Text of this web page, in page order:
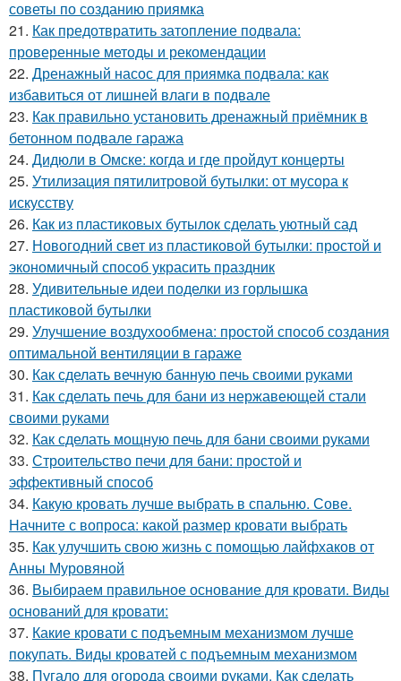
советы по созданию приямка
21. Как предотвратить затопление подвала:
проверенные методы и рекомендации
22. Дренажный насос для приямка подвала: как
избавиться от лишней влаги в подвале
23. Как правильно установить дренажный приёмник в
бетонном подвале гаража
24. Дидюли в Омске: когда и где пройдут концерты
25. Утилизация пятилитровой бутылки: от мусора к
искусству
26. Как из пластиковых бутылок сделать уютный сад
27. Новогодний свет из пластиковой бутылки: простой и
экономичный способ украсить праздник
28. Удивительные идеи поделки из горлышка
пластиковой бутылки
29. Улучшение воздухообмена: простой способ создания
оптимальной вентиляции в гараже
30. Как сделать вечную банную печь своими руками
31. Как сделать печь для бани из нержавеющей стали
своими руками
32. Как сделать мощную печь для бани своими руками
33. Строительство печи для бани: простой и
эффективный способ
34. Какую кровать лучше выбрать в спальню. Сове.
Начните с вопроса: какой размер кровати выбрать
35. Как улучшить свою жизнь с помощью лайфхаков от
Анны Муровяной
36. Выбираем правильное основание для кровати. Виды
оснований для кровати:
37. Какие кровати с подъемным механизмом лучше
покупать. Виды кроватей с подъемным механизмом
38. Пугало для огорода своими руками. Как сделать